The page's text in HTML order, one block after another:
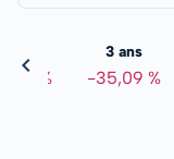
%
3 ans
-35,09 %